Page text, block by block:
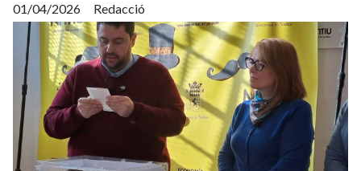
Redacció
01/04/2026